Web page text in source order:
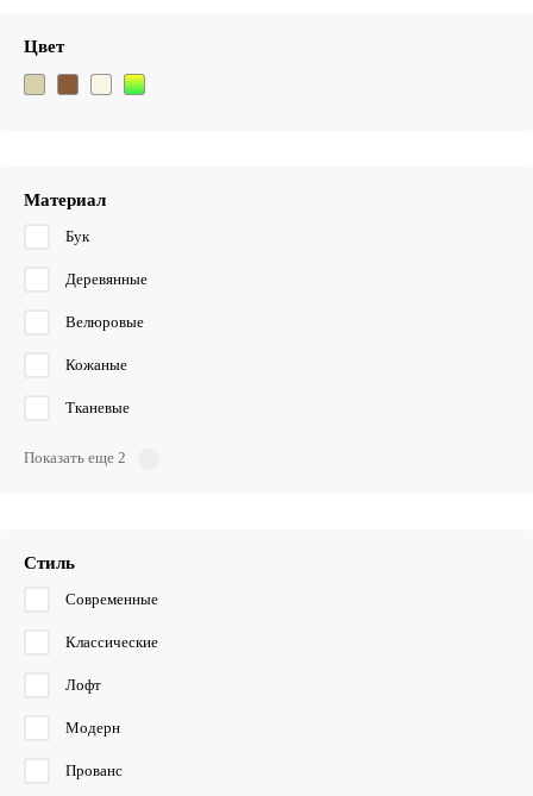
Цвет
Материал
Бук
Деревянные
Велюровые
Кожаные
Тканевые
Показать еще 2
Стиль
Современные
Классические
Лофт
Модерн
Прованс